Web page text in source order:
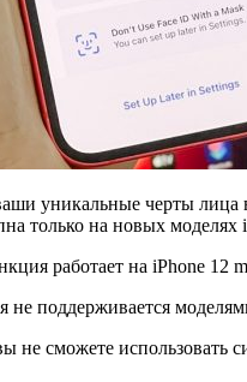
уникальные черты
только на новых моделях
работает на iPhone
поддерживается
не сможете использовать